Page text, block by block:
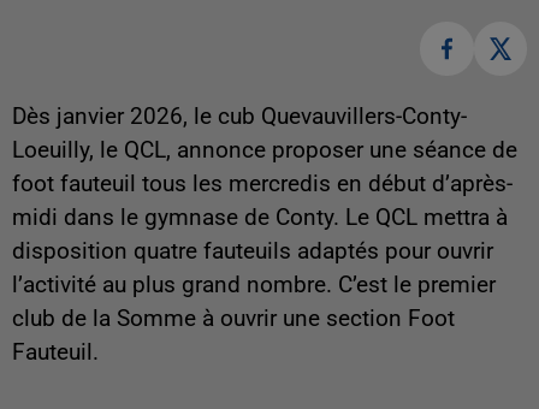
Dès janvier 2026, le cub Quevauvillers-Conty-
Loeuilly, le QCL, annonce proposer une séance de
foot fauteuil tous les mercredis en début d’après-
midi dans le gymnase de Conty. Le QCL mettra à
disposition quatre fauteuils adaptés pour ouvrir
l’activité au plus grand nombre. C’est le premier
club de la Somme à ouvrir une section Foot
Fauteuil.